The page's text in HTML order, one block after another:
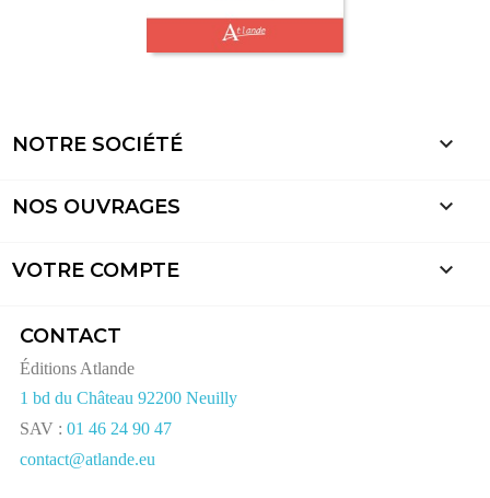
NOTRE SOCIÉTÉ 
NOS OUVRAGES 
VOTRE COMPTE 
CONTACT
Éditions Atlande
1 bd du Château 92200 Neuilly
SAV : 01 46 24 90 47
contact@atlande.eu